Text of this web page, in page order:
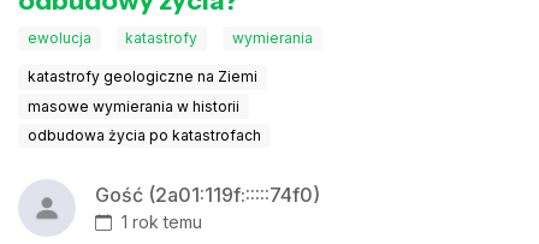
ewolucja katastrofy wymierania
katastrofy geologiczne na Ziemi
masowe wymierania w historii
odbudowa życia po katastrofach
Gość (2a01:119f::::::74f0)
1 rok temu